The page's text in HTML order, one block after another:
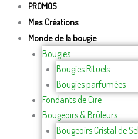
PROMOS
Mes Créations
Monde de la bougie
Bougies
Bougies Rituels
Bougies parfumées
Fondants de Cire
Bougeoirs & Brûleurs
Bougeoirs Cristal de Sel